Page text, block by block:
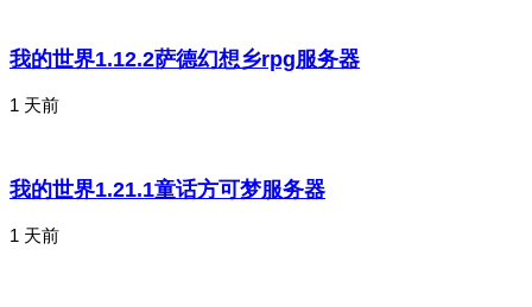
我的世界1.12.2萨德幻想乡rpg服务器
1 天前
我的世界1.21.1童话方可梦服务器
1 天前